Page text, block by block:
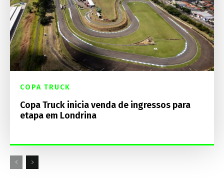
COPA TRUCK
Copa Truck inicia venda de ingressos para
etapa em Londrina